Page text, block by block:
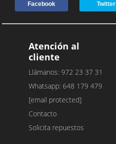
Facebook Twitter
Atención al
cliente
Llámanos: 972 23 37 31
Whatsapp: 648 179 479
[email protected]
Contacto
Solicita repuestos